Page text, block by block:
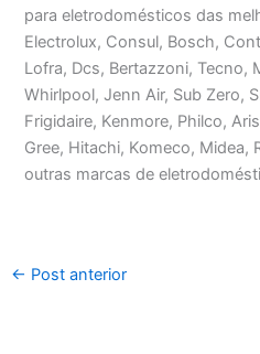
para eletrodomésticos das
Electrolux, Consul, Bosch,
Lofra, Dcs, Bertazzoni, Tecno,
Whirlpool, Jenn Air, Sub Zero,
Frigidaire, Kenmore, Philco,
Gree, Hitachi, Komeco, Midea,
outras marcas de
← Post anterior